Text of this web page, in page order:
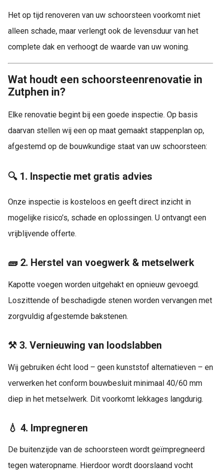
Het op tijd renoveren van uw schoorsteen voorkomt niet
alleen schade, maar verlengt ook de levensduur van het
complete dak en verhoogt de waarde van uw woning.
Wat houdt een schoorsteenrenovatie in
Zutphen in?
Elke renovatie begint bij een goede inspectie. Op basis
daarvan stellen wij een op maat gemaakt stappenplan op,
afgestemd op de bouwkundige staat van uw schoorsteen:
🔍 1. Inspectie met gratis advies
Onze inspectie is kosteloos en geeft direct inzicht in
mogelijke risico’s, schade en oplossingen. U ontvangt een
vrijblijvende offerte.
🧱 2. Herstel van voegwerk & metselwerk
Kapotte voegen worden uitgehakt en opnieuw gevoegd.
Loszittende of beschadigde stenen worden vervangen met
zorgvuldig afgestemde bakstenen.
⚒ 3. Vernieuwing van loodslabben
Wij gebruiken écht lood – geen kunststof alternatieven – en
verwerken het conform bouwbesluit minimaal 40/60 mm
diep in het metselwerk. Dit voorkomt lekkages langdurig.
💧 4. Impregneren
De buitenzijde van de schoorsteen wordt geïmpregneerd
tegen wateropname. Hierdoor wordt doorslaand vocht